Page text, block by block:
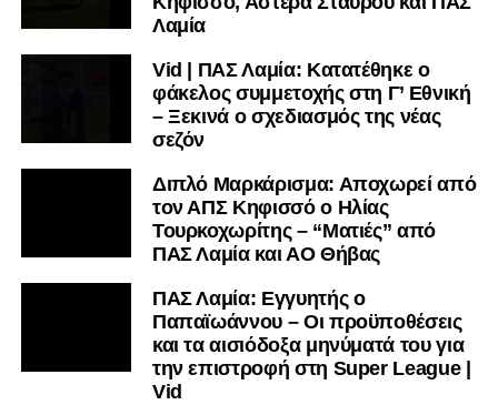
Τικταπανίδη, που με βοήθησε από μικρός, τον ΠΑΣ Λαμία
Μπουρογιάννη που συνεργαστήκαμε 1μιση χρόνο τώρα,
τον κύριο Ζαχαρόπουλο, τον coach Παπανικολάου και
φυσικά το γραφείο μάνατζερ που με εκπροσωπεί τον
κύριο Ανδρέα Δημητρίου. Θα προσπαθήσω να συνδυάσω
ποδόσφαιρο και σχολείο με σωστό πρόγραμμα. Δεν
κοιτάω μόνο το ένα ή το άλλο – θέλω να τα ισορροπήσω
Λαμία
Vid | ΠΑΣ Λαμία: Κατατέθηκε ο
φάκελος συμμετοχής στη Γ’ Εθνική
– Ξεκινά ο σχεδιασμός της νέας
σεζόν
Διπλό Μαρκάρισμα: Αποχωρεί από
τον ΑΠΣ Κηφισσό ο Ηλίας
Τουρκοχωρίτης – “Ματιές” από
ΠΑΣ Λαμία και ΑΟ Θήβας
ΠΑΣ Λαμία: Εγγυητής ο
Παπαϊωάννου – Οι προϋποθέσεις
και τα αισιόδοξα μηνύματά του για
την επιστροφή στη Super League |
Vid